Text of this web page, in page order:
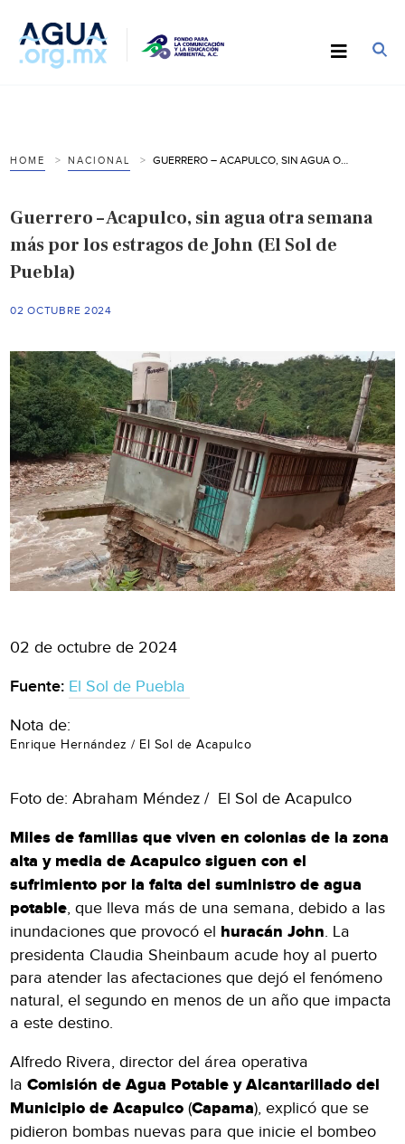
HOME NACIONAL
Guerrero – Acapulco, sin agua otra semana
más por los estragos de John (El Sol de
Puebla)
02 OCTUBRE 2024
02 de octubre de 2024
Fuente: El Sol de Puebla
Nota de:
Enrique Hernández / El Sol de Acapulco
Foto de: Abraham Méndez / El Sol de Acapulco
Miles de familias que viven en colonias de la zona
alta y media de Acapulco siguen con el
sufrimiento por la falta del suministro de agua
potable, que lleva más de una semana, debido a las
inundaciones que provocó el huracán John. La
presidenta Claudia Sheinbaum acude hoy al puerto
para atender las afectaciones que dejó el fenómeno
natural, el segundo en menos de un año que impacta
a este destino.
Alfredo Rivera, director del área operativa
laComisión de Agua Potable y Alcantarillado del
Municipio de Acapulco (Capama), explicó que se
pidieron bombas nuevas para que inicie el bombeo